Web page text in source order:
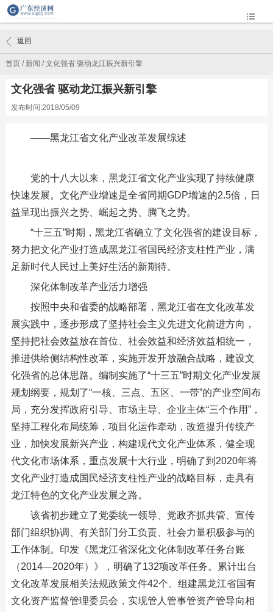
首页/ 新闻 /文化强省 驱动龙江振兴新引擎
返回
文化强省 驱动龙江振兴新引擎
发布时间:2018/05/09
——黑龙江省文化产业改革发展综述
党的十八大以来，黑龙江省文化产业实现了持续健康
快速发展。文化产业增速是全省同期GDP增速的2.5倍，日
益呈现出振兴之势、崛起之势、腾飞之势。
“十三五”时期，黑龙江省确立了文化强省的建设目标，
努力把文化产业打造成黑龙江省国民经济支柱性产业，满
足新时代人民过上美好生活的新期待。
深化体制改革产业活力增强
按照中央和省委的战略部署，黑龙江省在文化改革发
展实践中，逐步形成了坚持社会主义先进文化前进方向，
坚持把社会效益放在首位、社会效益和经济效益相统一，
推进供给侧结构性改革，实施开发开放融合战略，建设文
化强省的总体思路。编制实施了“十三五”时期文化产业发展
规划纲要，规划了“一核、三点、五区、一带”的产业空间布
局，充分发挥政府引导、市场主导、企业主体“三个作用”，
坚持工程化布局统筹，项目化运作牵动，改造提升传统产
业，加快发展新兴产业，构建现代文化产业体系，健全现
代文化市场体系，重点发展十大行业，明确了到2020年将
文化产业打造成国民经济支柱性产业的战略目标，走具有
龙江特色的文化产业发展之路。
该省初步建立了党委统一领导、党政齐抓共管、宣传
部门组织协调、有关部门分工负责、社会力量积极参与的
工作体制。印发《黑龙江省深化文化体制改革任务台账
（2014—2020年）》，明确了132项改革任务。累计出台
文化改革发展相关法规政策文件42个。组建黑龙江省国有
文化资产监督管理委员会，实现管人管事管资产管导向相